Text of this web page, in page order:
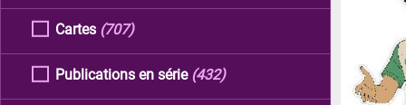
Cartes (707)
Publications en série (432)